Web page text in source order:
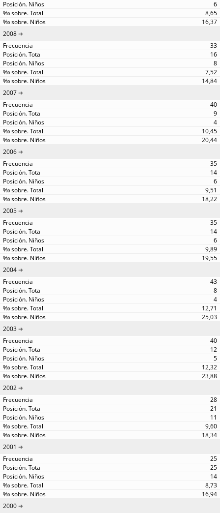
6
8,65
16,37
2008
33
16
8
7,52
14,84
2007
40
9
4
10,45
20,44
2006
35
14
6
9,51
18,22
2005
35
14
6
9,89
19,55
2004
43
8
4
12,71
25,03
2003
40
12
5
12,32
23,88
2002
28
21
11
9,60
18,34
2001
25
25
14
8,73
16,94
2000